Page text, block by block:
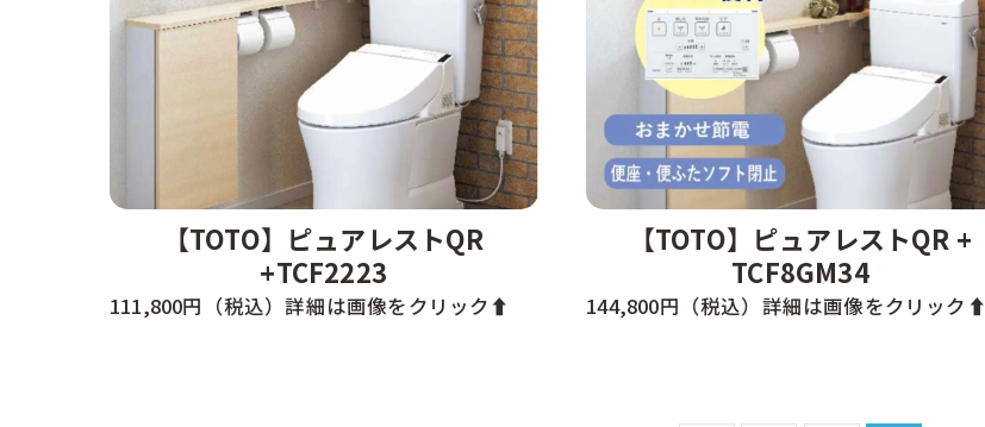
【TOTO】ピュアレストQR
+TCF2223
111,800円（税込）詳細は画像をクリック⬆️
【TOTO】ピュアレストQR +
TCF8GM34
144,800円（税込）詳細は画像をクリック⬆️